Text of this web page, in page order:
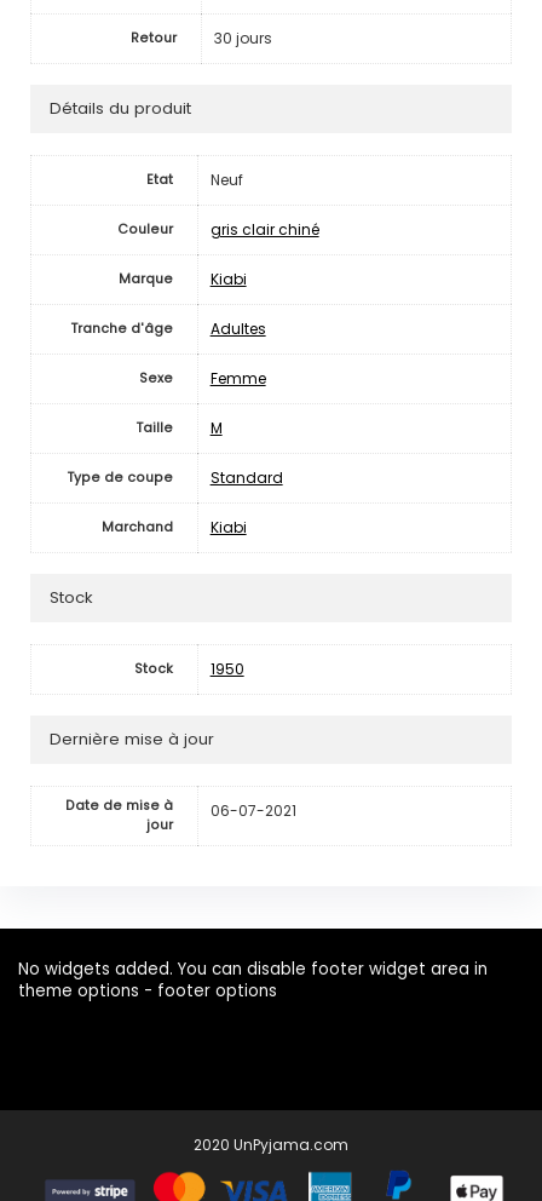
Retour 30 jours
Détails du produit
Etat Neuf
Couleur gris clair chiné
Marque Kiabi
Tranche d'âge Adultes
Sexe Femme
Taille M
Type de coupe Standard
Marchand Kiabi
Stock
Stock 1950
Dernière mise à jour
Date de mise à
jour
06-07-2021
No widgets added. You can disable footer widget area in
theme options - footer options
2020 UnPyjama.com